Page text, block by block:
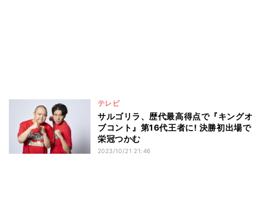
テレビ
サルゴリラ、歴代最高得点で『キングオ
ブコント』第16代王者に! 決勝初出場で
栄冠つかむ
2023/10/21 21:46